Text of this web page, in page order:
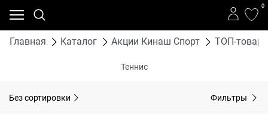
0
Главная Каталог Акции Кинаш Спорт ТОП-
Теннис
Без сортировки Фильтры